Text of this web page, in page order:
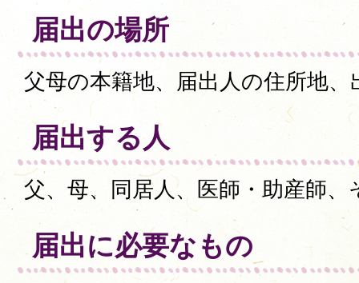
届出の場所
父母の本籍地、届出人の住所地、
届出する人
父、母、同居人、医師・助産師、
届出に必要なもの